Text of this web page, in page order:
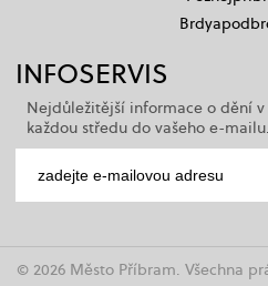
INFOSERVIS
Nejdůležitější informace o dění
každou středu do vašeho e-mailu.
© 2026 Město Příbram. Všechna